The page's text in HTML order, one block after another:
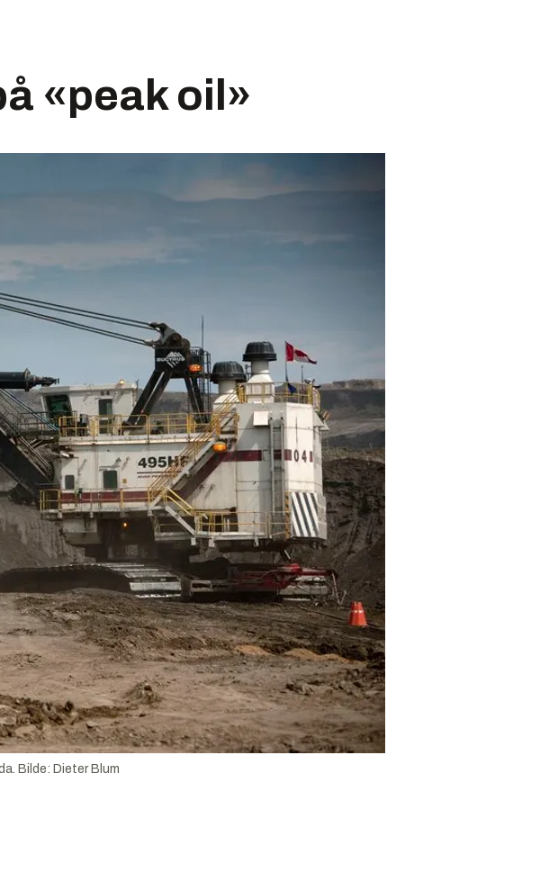
«peak oil»
Bilde: Dieter Blum